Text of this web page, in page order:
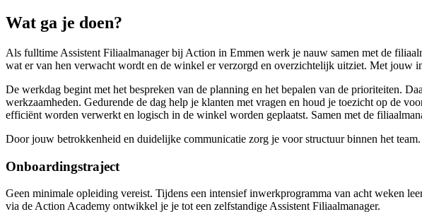
Wat ga je doen?
Als fulltime Assistent Filiaalmanager bij Action in Emmen werk je nauw samen met de
wat er van hen verwacht wordt en de winkel er verzorgd en overzichtelijk uitziet. Met
De werkdag begint met het bespreken van de planning en het bepalen van de prioriteiten.
werkzaamheden. Gedurende de dag help je klanten met vragen en houd je toezicht op de
efficiënt worden verwerkt en logisch in de winkel worden geplaatst. Samen met de
Door jouw betrokkenheid en duidelijke communicatie zorg je voor structuur binnen het
Onboardingstraject
Geen minimale opleiding vereist. Tijdens een intensief inwerkprogramma van acht weken
via de Action Academy ontwikkel je je tot een zelfstandige Assistent Filiaalmanager.